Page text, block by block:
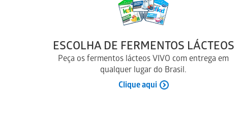
ESCOLHA DE FERMENTOS LÁCTEOS
Peça os fermentos lácteos VIVO com entrega em
qualquer lugar do Brasil.
Clique aqui